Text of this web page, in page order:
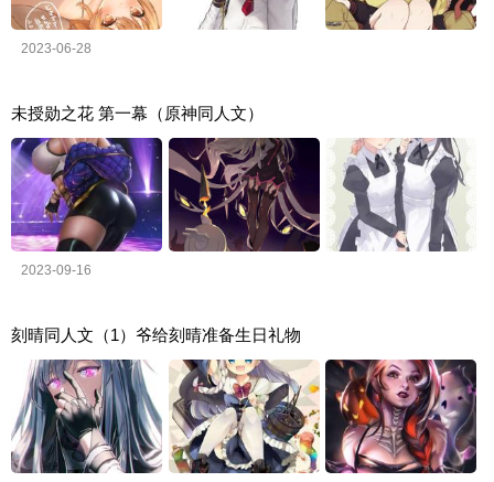
2023-06-28
未授勋之花 第一幕（原神同人文）
2023-09-16
刻晴同人文（1）爷给刻晴准备生日礼物